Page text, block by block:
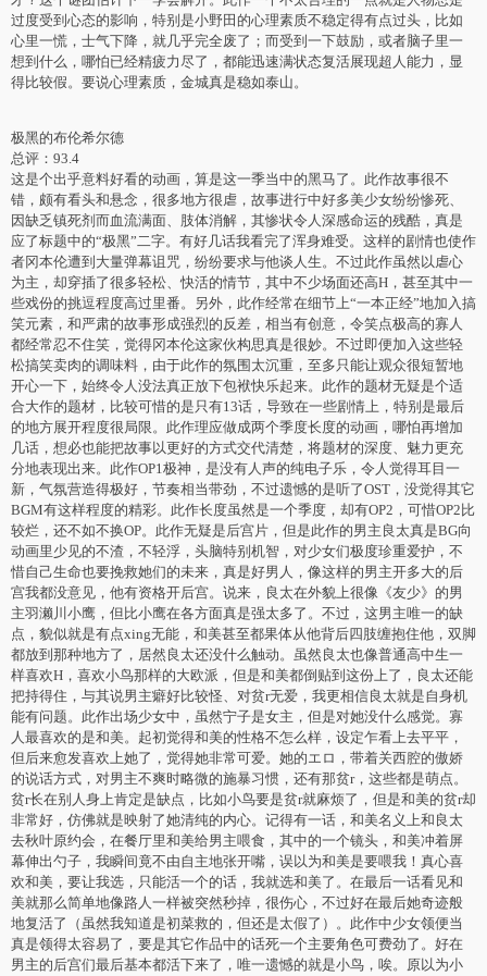
过度受到心态的影响，特别是小野田的心理素质不稳定得有点过头，比如
心里一慌，士气下降，就几乎完全废了；而受到一下鼓励，或者脑子里一
想到什么，哪怕已经精疲力尽了，都能迅速满状态复活展现超人能力，显
得比较假。要说心理素质，金城真是稳如泰山。
极黑的布伦希尔德
总评：93.4
这是个出乎意料好看的动画，算是这一季当中的黑马了。此作故事很不
错，颇有看头和悬念，很多地方很虐，故事进行中好多美少女纷纷惨死、
因缺乏镇死剂而血流满面、肢体消解，其惨状令人深感命运的残酷，真是
应了标题中的“极黑”二字。有好几话我看完了浑身难受。这样的剧情也使作
者冈本伦遭到大量弹幕诅咒，纷纷要求与他谈人生。不过此作虽然以虐心
为主，却穿插了很多轻松、快活的情节，其中不少场面还高H，甚至其中一
些戏份的挑逗程度高过里番。另外，此作经常在细节上“一本正经”地加入搞
笑元素，和严肃的故事形成强烈的反差，相当有创意，令笑点极高的寡人
都经常忍不住笑，觉得冈本伦这家伙构思真是很妙。不过即便加入这些轻
松搞笑卖肉的调味料，由于此作的氛围太沉重，至多只能让观众很短暂地
开心一下，始终令人没法真正放下包袱快乐起来。此作的题材无疑是个适
合大作的题材，比较可惜的是只有13话，导致在一些剧情上，特别是最后
的地方展开程度很局限。此作理应做成两个季度长度的动画，哪怕再增加
几话，想必也能把故事以更好的方式交代清楚，将题材的深度、魅力更充
分地表现出来。此作OP1极神，是没有人声的纯电子乐，令人觉得耳目一
新，气氛营造得极好，节奏相当带劲，不过遗憾的是听了OST，没觉得其它
BGM有这样程度的精彩。此作长度虽然是一个季度，却有OP2，可惜OP2比
较烂，还不如不换OP。此作无疑是后宫片，但是此作的男主良太真是BG向
动画里少见的不渣，不轻浮，头脑特别机智，对少女们极度珍重爱护，不
惜自己生命也要挽救她们的未来，真是好男人，像这样的男主开多大的后
宫我都没意见，他有资格开后宫。说来，良太在外貌上很像《友少》的男
主羽濑川小鹰，但比小鹰在各方面真是强太多了。不过，这男主唯一的缺
点，貌似就是有点xing无能，和美甚至都果体从他背后四肢缠抱住他，双脚
都放到那种地方了，居然良太还没什么触动。虽然良太也像普通高中生一
样喜欢H，喜欢小鸟那样的大欧派，但是和美都倒贴到这份上了，良太还能
把持得住，与其说男主癖好比较怪、对贫r无爱，我更相信良太就是自身机
能有问题。此作出场少女中，虽然宁子是女主，但是对她没什么感觉。寡
人最喜欢的是和美。起初觉得和美的性格不怎么样，设定乍看上去平平，
但后来愈发喜欢上她了，觉得她非常可爱。她的エロ，带着关西腔的傲娇
的说话方式，对男主不爽时略微的施暴习惯，还有那贫r，这些都是萌点。
贫r长在别人身上肯定是缺点，比如小鸟要是贫r就麻烦了，但是和美的贫r却
非常好，仿佛就是映射了她清纯的内心。记得有一话，和美名义上和良太
去秋叶原约会，在餐厅里和美给男主喂食，其中的一个镜头，和美冲着屏
幕伸出勺子，我瞬间竟不由自主地张开嘴，误以为和美是要喂我！真心喜
欢和美，要让我选，只能活一个的话，我就选和美了。在最后一话看见和
美就那么简单地像路人一样被突然秒掉，很伤心，不过好在最后她奇迹般
地复活了（虽然我知道是初菜救的，但还是太假了）。此作中少女领便当
真是领得太容易了，要是其它作品中的话死一个主要角色可费劲了。好在
男主的后宫们最后基本都活下来了，唯一遗憾的就是小鸟，唉。原以为小